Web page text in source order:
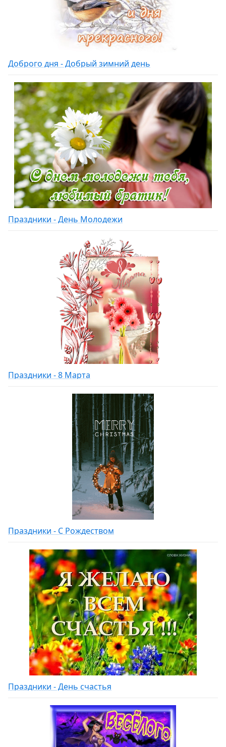
Доброго дня - Добрый зимний день
Праздники - День Молодежи
Праздники - 8 Марта
Праздники - С Рождеством
Праздники - День счастья